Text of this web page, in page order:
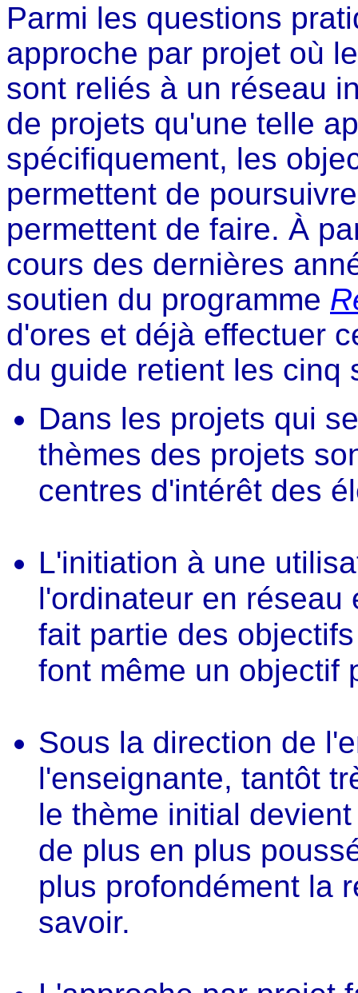
Parmi les questions
approche par projet où
sont reliés à un réseau
de projets qu'une telle
spécifiquement, les
permettent de
permettent de faire. À
cours des dernières
soutien du programme
d'ores et déjà effectuer
du guide retient les cinq
Dans les projets qui
thèmes des projets
centres d'intérêt des
L'initiation à une
l'ordinateur en
fait partie des
font même un objectif
Sous la direction de
l'enseignante, tantôt
le thème initial
de plus en plus
plus profondément la
savoir.